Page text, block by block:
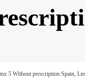
5 Without prescription Spain,